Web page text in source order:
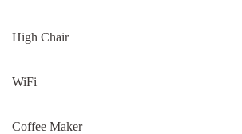
High Chair
WiFi
Coffee Maker